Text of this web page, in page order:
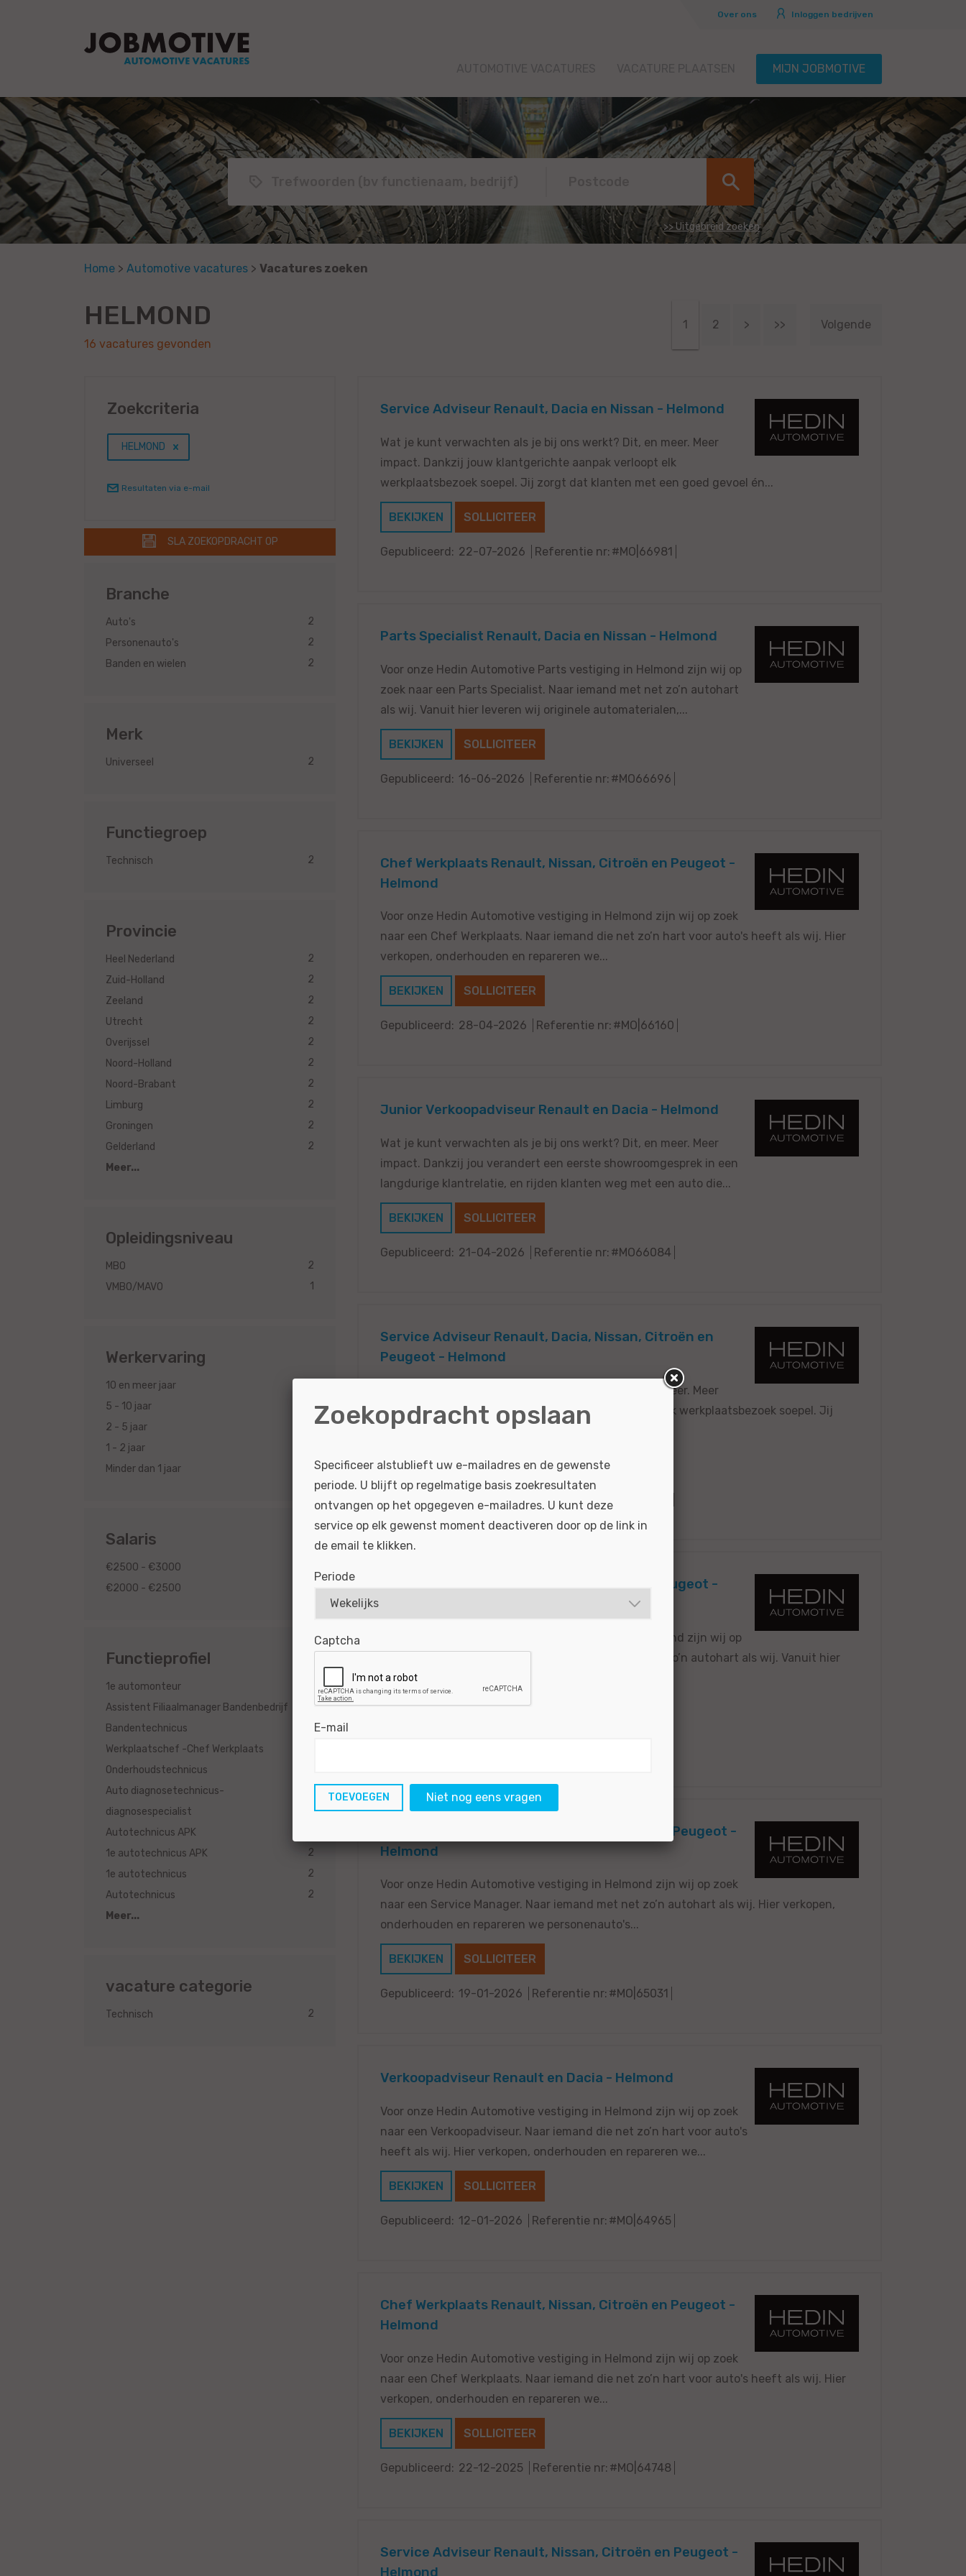
Over ons Inloggen bedrijven
MIJN JOBMOTIVE
>> Uitgebreid zoeken
Home > Automotive vacatures > Vacatures zoeken
HELMOND
16 vacatures gevonden
1 2 > >> Volgende
Service Adviseur Renault, Dacia en Nissan - Helmond
Wat je kunt verwachten als je bij ons werkt? Dit, en meer. Meer
impact. Dankzij jouw klantgerichte aanpak verloopt elk
werkplaatsbezoek soepel. Jij zorgt dat klanten met een goed gevoel én...
BEKIJKEN SOLLICITEER
Gepubliceerd: 22-07-2026 Referentie nr: #MO|66981
Parts Specialist Renault, Dacia en Nissan - Helmond
Voor onze Hedin Automotive Parts vestiging in Helmond zijn wij op
zoek naar een Parts Specialist. Naar iemand met net zo’n autohart
als wij. Vanuit hier leveren wij originele automaterialen,...
BEKIJKEN SOLLICITEER
Gepubliceerd: 16-06-2026 Referentie nr: #MO66696
Chef Werkplaats Renault, Nissan, Citroën en Peugeot -
Helmond
Voor onze Hedin Automotive vestiging in Helmond zijn wij op zoek
naar een Chef Werkplaats. Naar iemand die net zo’n hart voor auto's heeft als wij. Hier
verkopen, onderhouden en repareren we...
BEKIJKEN SOLLICITEER
Gepubliceerd: 28-04-2026 Referentie nr: #MO|66160
Junior Verkoopadviseur Renault en Dacia - Helmond
Wat je kunt verwachten als je bij ons werkt? Dit, en meer. Meer
impact. Dankzij jou verandert een eerste showroomgesprek in een
langdurige klantrelatie, en rijden klanten weg met een auto die...
BEKIJKEN SOLLICITEER
Gepubliceerd: 21-04-2026 Referentie nr: #MO66084
Service Adviseur Renault, Dacia, Nissan, Citroën en
Peugeot - Helmond
Wat je kunt verwachten als je bij ons werkt? Dit, en meer. Meer
impact. Dankzij jouw klantgerichte aanpak verloopt elk werkplaatsbezoek soepel. Jij
zorgt dat klanten met een goed gevoel én...
BEKIJKEN SOLLICITEER
Gepubliceerd: 15-04-2026 Referentie nr:#MO66020
Parts Specialist Renault, Dacia, Nissan en Peugeot -
Voor onze Hedin Automotive Parts vestiging in Helmond zijn wij op
zoek naar een Parts Specialist. Naar iemand met net zo’n autohart als wij. Vanuit hier
leveren wij originele automaterialen,...
Service Manager Renault, Nissan, Citroën en Peugeot -
Helmond
Voor onze Hedin Automotive vestiging in Helmond zijn wij op zoek
naar een Service Manager. Naar iemand met net zo’n autohart als wij. Hier verkopen,
onderhouden en repareren we personenauto's...
BEKIJKEN SOLLICITEER
Gepubliceerd: 19-01-2026 Referentie nr: #MO|65031
Verkoopadviseur Renault en Dacia - Helmond
Voor onze Hedin Automotive vestiging in Helmond zijn wij op zoek
naar een Verkoopadviseur. Naar iemand die net zo’n hart voor auto's
heeft als wij. Hier verkopen, onderhouden en repareren we...
BEKIJKEN SOLLICITEER
Gepubliceerd: 12-01-2026 Referentie nr: #MO|64965
Chef Werkplaats Renault, Nissan, Citroën en Peugeot -
Helmond
Voor onze Hedin Automotive vestiging in Helmond zijn wij op zoek
naar een Chef Werkplaats. Naar iemand die net zo’n hart voor auto's heeft als wij. Hier
verkopen, onderhouden en repareren we...
BEKIJKEN SOLLICITEER
Gepubliceerd: 22-12-2025 Referentie nr: #MO|64748
Service Adviseur Renault, Nissan, Citroën en Peugeot -
Helmond
Zoekcriteria
HELMOND
Resultaten via e-mail
SLA ZOEKOPDRACHT OP
Branche
Auto's
2
Personenauto's
2
Banden en wielen
2
Merk
Universeel 2
Functiegroep
Technisch 2
Provincie
Heel Nederland
2
Zuid-Holland
2
Zeeland
2
Utrecht
2
Overijssel
2
Noord-Holland
2
Noord-Brabant
2
Limburg
2
Groningen
2
Gelderland
2
Meer...
Opleidingsniveau
MBO
2
VMBO/MAVO
1
Werkervaring
10 en meer jaar
5 - 10 jaar
2 - 5 jaar
1 - 2 jaar
Minder dan 1 jaar
Salaris
€2500 - €3000
€2000 - €2500
Functieprofiel
1e automonteur
Assistent Filiaalmanager Bandenbedrijf
Bandentechnicus
Werkplaatschef -Chef Werkplaats
Onderhoudstechnicus
Auto diagnosetechnicus-
diagnosespecialist
Autotechnicus APK
1e autotechnicus APK
2
1e autotechnicus
2
Autotechnicus
2
Meer...
vacature categorie
Technisch 2
Zoekopdracht opslaan
Specificeer alstublieft uw e-mailadres en de gewenste
periode. U blijft op regelmatige basis zoekresultaten
ontvangen op het opgegeven e-mailadres. U kunt deze
service op elk gewenst moment deactiveren door op de link in
de email te klikken.
Periode
Captcha
E-mail
Niet nog eens vragen